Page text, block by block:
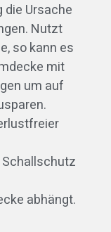
die Ursache
Nutzt
so kann es
mit
um auf
abhängt.